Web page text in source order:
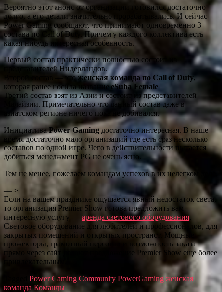
Вероятно этот анонс от организации готовился достаточно
долго, а его детали значительно прорабатывались. И сейчас
Power Gaming сообщают, что принимают одновременно 3
состава по Call of Duty. Причем у каждого коллектива есть
какая-нибудь интересная особенность.
Первый состав практически полностью состоит из
представителей Нидерландов.
Второй состав — этоженская команда по Call of Duty,
которая ранее носила названиеeSuba Female
Третий состав взят из Азии и состоит из представителей
Малайзии. Примечательно что данный состав даже в
азиатском регионе ничего пока не добивался.
ИнициативаPower Gaming достаточно интересная. В наше
время достаточно мало организаций где есть сраз несколько
составов по одной игре. Чего в действительности пытается
добиться менеджмент PG не очень ясно.
Тем не менее, пожелаем командам успехов в их нелегком деле.
— >
Если на вашем празднике ощущается явный недостаток света,
то организация Premier Show готова предложить вам
интересную услугу — аренда светового оборудования.
Световое оборудование для любителей и профессионалов, для
закрытых помещений и открытых пространст. Мощные
прожекторы, грамотный персонал и возможность заказа
прямо через сайт делают предложение Premier Show еще более
привлекательным.
Power Gaming Community PowerGaming женская
команда Команды